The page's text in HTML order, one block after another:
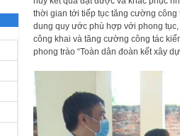
thời gian tới tiếp tục tăng cường công
dung quy ước phù hợp với phong
công khai và tăng cường công tác
phong trào “Toàn dân đoàn kết xây